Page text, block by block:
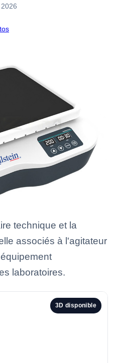
technique et la
associés à l'agitateur
laboratoires.
3D disponible